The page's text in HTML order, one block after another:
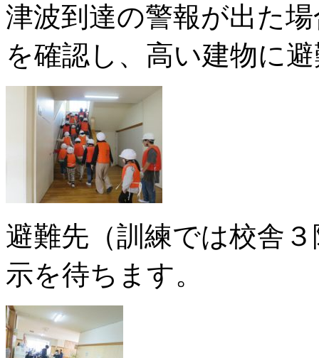
津波到達の警報が出た
を確認し、高い建物に
避難先（訓練では校舎
示を待ちます。